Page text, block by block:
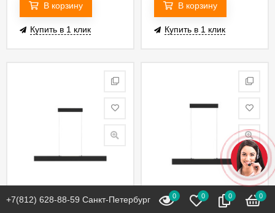
В корзину
Купить в 1 клик
В корзину
Купить в 1 клик
0 0 0 0
+7(812) 628-88-59 Санкт-Петербург